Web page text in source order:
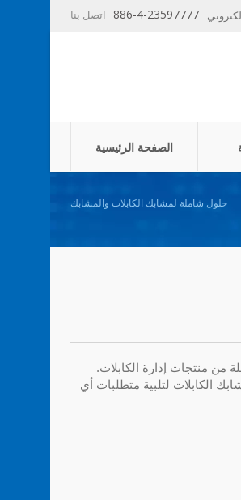
886-4-23597777
الصفحة الرئيسية
حلول شاملة لمشابك الكابلات والمشابك
من منتجات إدارة الكابلات.
الكابلات لتلبية متطلبات أي